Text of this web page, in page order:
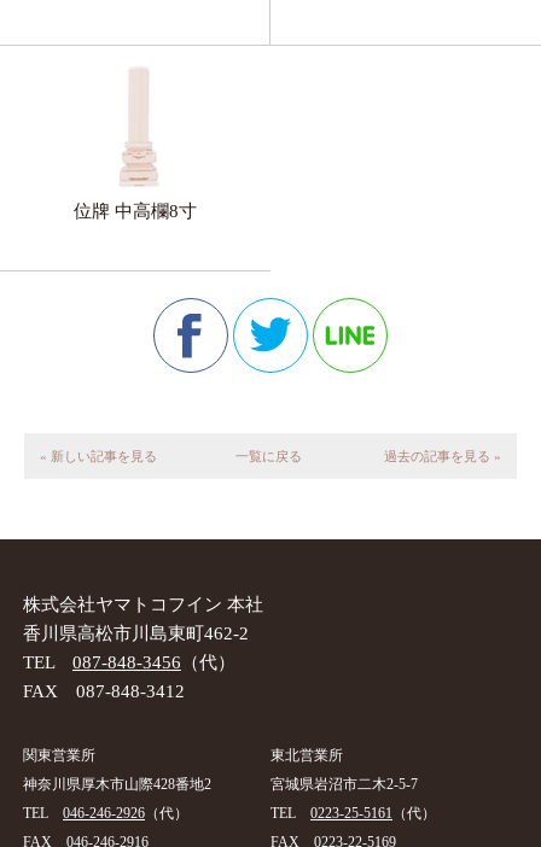
位牌 中高欄8寸
« 新しい記事を見る 一覧に戻る 過去の記事を見る »
株式会社ヤマトコフイン 本社
香川県高松市川島東町462-2
TEL 087-848-3456 （代）
FAX 087-848-3412
関東営業所
神奈川県厚木市山際428番地2
TEL 046-246-2926 （代）
FAX 046-246-2916
東北営業所
宮城県岩沼市二木2-5-7
TEL 0223-25-5161
（代）
FAX 0223-22-5169